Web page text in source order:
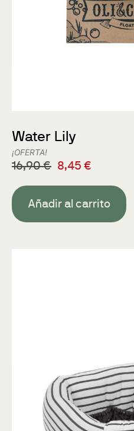
¡OFERTA!
Water Lily
16,90€ 8,45 €
Añadir al carrito